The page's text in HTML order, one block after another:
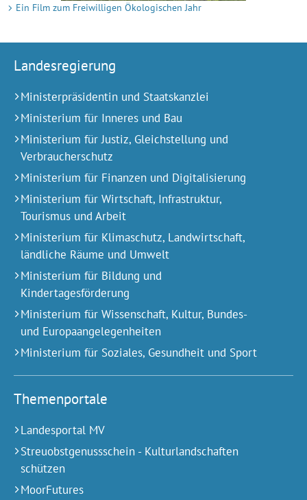
Ein Film zum Freiwilligen Ökologischen Jahr
Landesregierung
Ministerpräsidentin und Staatskanzlei
Ministerium für Inneres und Bau
Ministerium für Justiz, Gleichstellung und
Verbraucherschutz
Ministerium für Finanzen und Digitalisierung
Ministerium für Wirtschaft, Infrastruktur,
Tourismus und Arbeit
Ministerium für Klimaschutz, Landwirtschaft,
ländliche Räume und Umwelt
Ministerium für Bildung und
Kindertagesförderung
Ministerium für Wissenschaft, Kultur, Bundes-
und Europa­angelegen­heiten
Ministerium für Soziales, Gesundheit und Sport
Themenportale
Landesportal MV
Streuobstgenussschein - Kulturlandschaften
schützen
MoorFutures